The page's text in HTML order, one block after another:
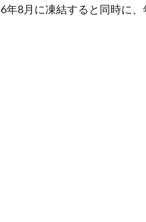
8月に凍結すると同時に、